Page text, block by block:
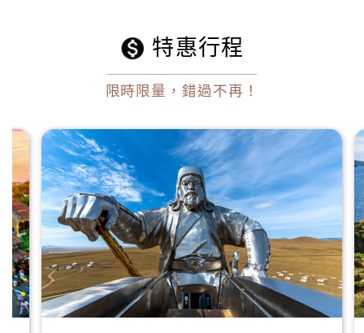
特惠行程
限時限量，錯過不再！